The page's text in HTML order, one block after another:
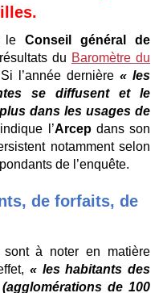
leConseil général de
du Baromètre du
l’année dernière « les
se diffusent et le
dans les usages de
l’Arcep dans son
notamment selon
de l’enquête.
de forfaits, de
sont à noter en matière
« les habitants des
de 100